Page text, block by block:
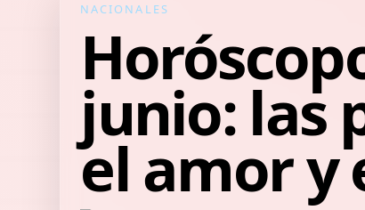
NACIONALES
junio: las
el amor y